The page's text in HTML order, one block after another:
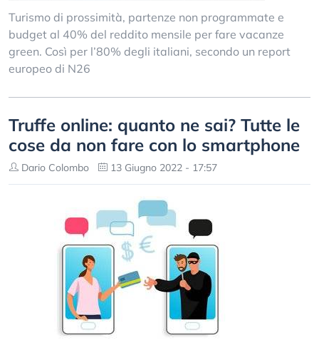
Turismo di prossimità, partenze non programmate e
budget al 40% del reddito mensile per fare vacanze
green. Così per l’80% degli italiani, secondo un report
europeo di N26
Truffe online: quanto ne sai? Tutte le
cose da non fare con lo smartphone
Dario Colombo 13 Giugno 2022 - 17:57